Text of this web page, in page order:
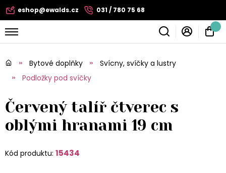
eshop@ewalds.cz 031 / 780 75 68
Bytové doplňky
Svícny, svíčky a lustry
Podložky pod svíčky
Červený talíř čtverec s
oblými hranami 19 cm
Kód produktu: 15434